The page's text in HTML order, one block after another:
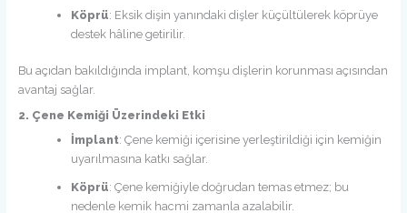
Köprü: Eksik dişin yanındaki dişler küçültülerek köprüye
destek hâline getirilir.
Bu açıdan bakıldığında implant, komşu dişlerin korunması açısından
avantaj sağlar.
2. Çene Kemiği Üzerindeki Etki
İmplant: Çene kemiği içerisine yerleştirildiği için kemiğin
uyarılmasına katkı sağlar.
Köprü: Çene kemiğiyle doğrudan temas etmez; bu
nedenle kemik hacmi zamanla azalabilir.